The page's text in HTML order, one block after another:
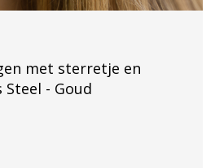
met sterretje en
- Goud